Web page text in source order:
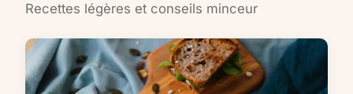
Recettes légères et conseils minceur